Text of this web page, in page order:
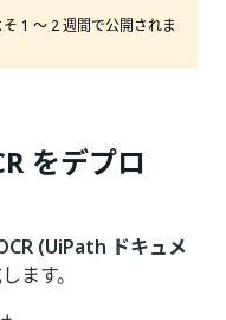
1 ～ 2 週間で公開されま
をデプロ
(UiPath ドキュメ
ます。